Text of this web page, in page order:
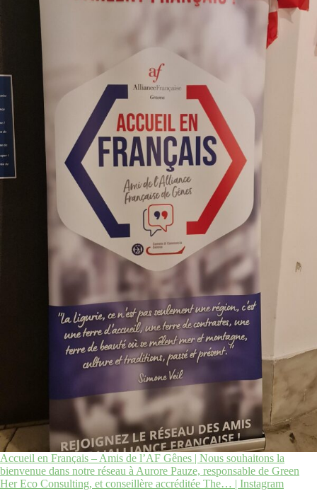
Accueil en Français – Amis de l’AF Gênes | Nous souhaitons la
bienvenue dans notre réseau à Aurore Pauze, responsable de Green
Her Eco Consulting, et conseillère accréditée The… | Instagram